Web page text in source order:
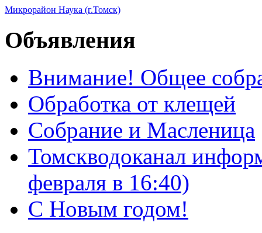
Микрорайон Наука (г.Томск)
Объявления
Внимание! Общее
Обработка от клещей
Собрание и Масленица
Томскводоканал
февраля в 16:40)
С Новым годом!